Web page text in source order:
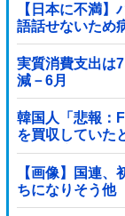
【日本に不満
語話せないため
実質消費支出は
減－6月
韓国人「悲報：
を買収していた
国の反応
【画像】国連
ちになりそう他